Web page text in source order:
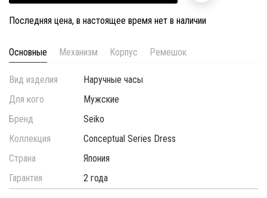
Последняя цена, в настоящее время нет в наличии
Основные Механизм Корпус Ремешок
Вид изделия
Наручные часы
Для кого
Мужские
Бренд
Seiko
Коллекция
Conceptual Series Dress
Страна
Япония
Гарантия
2 года